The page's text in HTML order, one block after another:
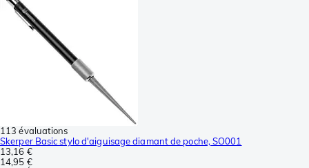
113 évaluations
Skerper Basic stylo d'aiguisage diamant de poche, SO001
13,16 €
14,95 €